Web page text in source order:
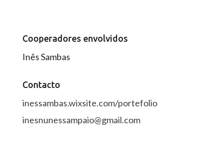
Cooperadores envolvidos
Inês Sambas
Contacto
inessambas.wixsite.com/portefolio
inesnunessampaio@gmail.com